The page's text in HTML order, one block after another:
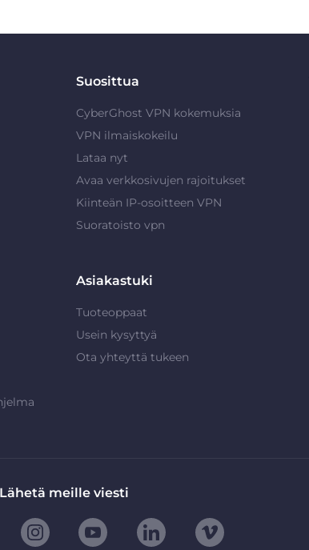
Suosittua
CyberGhost VPN kokemuksia
VPN ilmaiskokeilu
Lataa nyt
Avaa verkkosivujen rajoitukset
Kiinteän IP-osoitteen VPN
Suoratoisto vpn
Asiakastuki
Tuoteoppaat
Usein kysyttyä
Ota yhteyttä tukeen
Lähetä meille viesti